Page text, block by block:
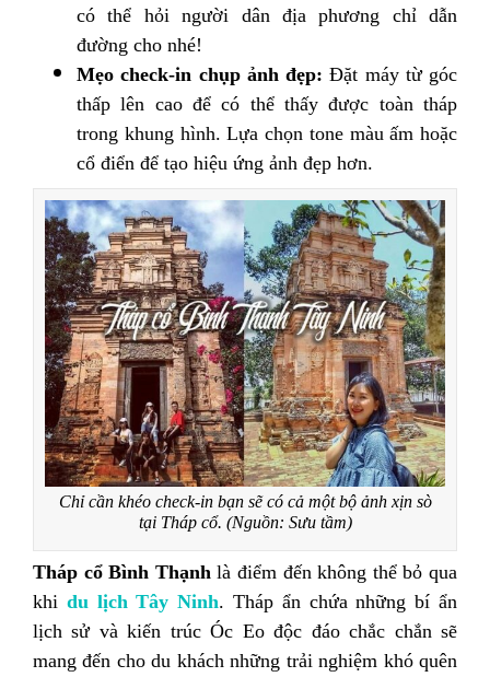
có thể hỏi người dân địa phương chỉ dẫn
đường cho nhé!
Mẹo check-in chụp ảnh đẹp: Đặt máy từ góc
thấp lên cao để có thể thấy được toàn tháp
trong khung hình. Lựa chọn tone màu ấm hoặc
cổ điển để tạo hiệu ứng ảnh đẹp hơn.
Chỉ cần khéo check-in bạn sẽ có cả một bộ ảnh xịn sò
tại Tháp cổ. (Nguồn: Sưu tầm)
Tháp cổ Bình Thạnh là điểm đến không thể bỏ qua
khi du lịch Tây Ninh. Tháp ẩn chứa những bí ẩn
lịch sử và kiến trúc Óc Eo độc đáo chắc chắn sẽ
mang đến cho du khách những trải nghiệm khó quên